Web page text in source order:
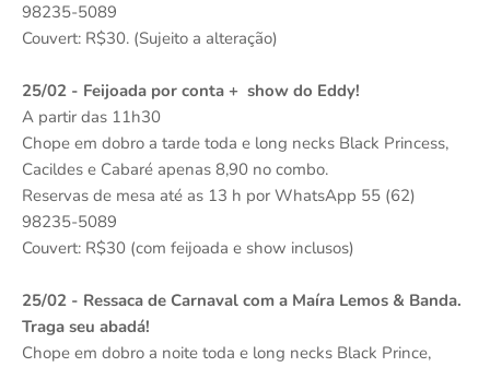
98235-5089
Couvert: R$30. (Sujeito a alteração)
25/02 - Feijoada por conta + show do Eddy!
A partir das 11h30
Chope em dobro a tarde toda e long necks Black Princess,
Cacildes e Cabaré apenas 8,90 no combo.
Reservas de mesa até as 13 h por WhatsApp 55 (62)
98235-5089
Couvert: R$30 (com feijoada e show inclusos)
25/02 - Ressaca de Carnaval com a Maíra Lemos & Banda.
Traga seu abadá!
Chope em dobro a noite toda e long necks Black Prince,